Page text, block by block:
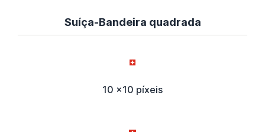
Suíça-Bandeira quadrada
10 x10 píxeis